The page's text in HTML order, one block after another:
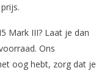
Mark III? Laat je dan
Ons
oog hebt, zorg dat je